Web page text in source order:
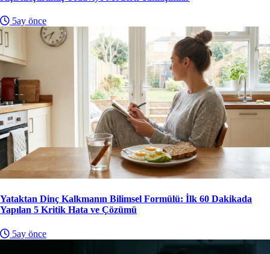
5ay önce
Yataktan Dinç Kalkmanın Bilimsel Formülü: İlk 60 Dakikada
Yapılan 5 Kritik Hata ve Çözümü
5ay önce